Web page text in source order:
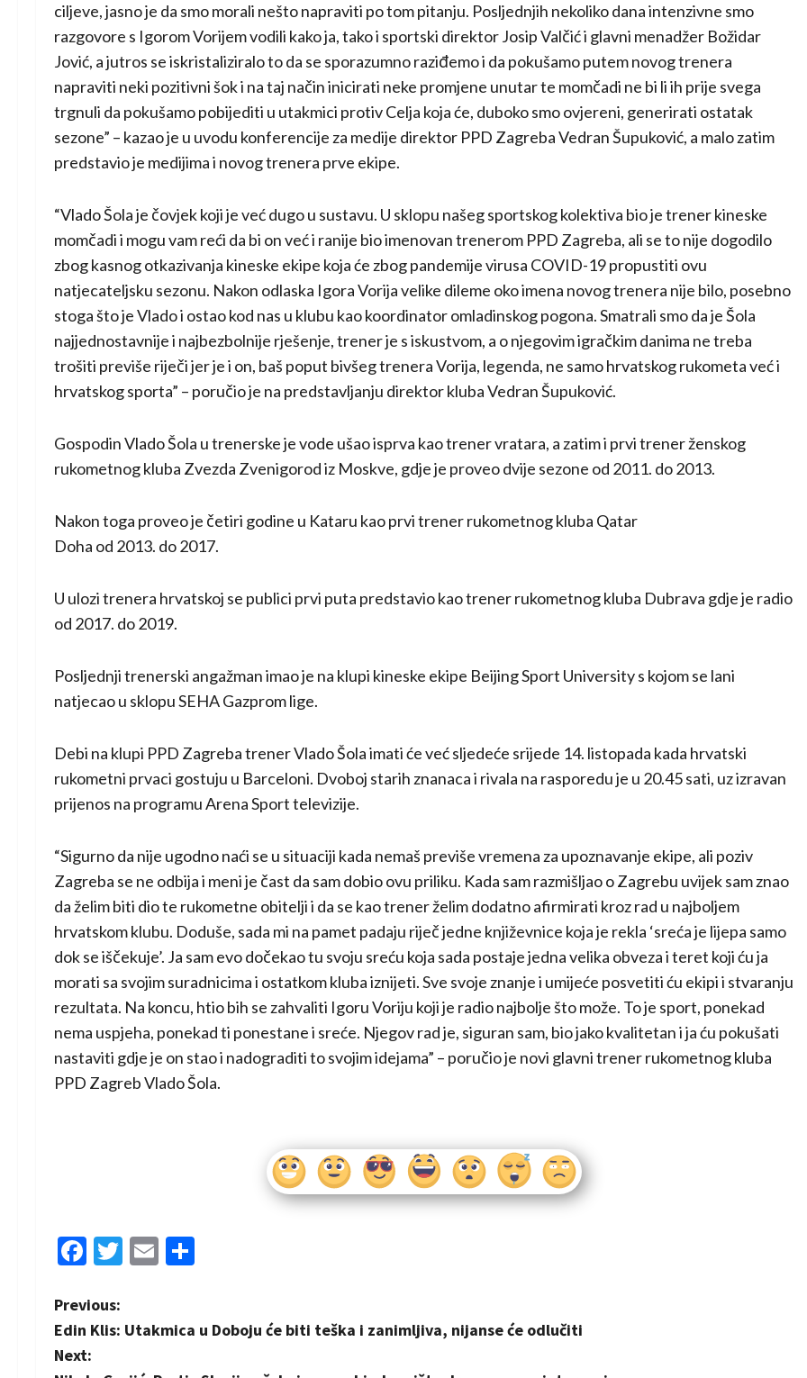
ciljeve, jasno je da smo morali nešto napraviti po tom pitanju. Posljednjih nekoliko dana intenzivne smo
razgovore s Igorom Vorijem vodili kako ja, tako i sportski direktor Josip Valčić i glavni menadžer Božidar
Jović, a jutros se iskristaliziralo to da se sporazumno raziđemo i da pokušamo putem novog trenera
napraviti neki pozitivni šok i na taj način inicirati neke promjene unutar te momčadi ne bi li ih prije svega
trgnuli da pokušamo pobijediti u utakmici protiv Celja koja će, duboko smo ovjereni, generirati ostatak
sezone” – kazao je u uvodu konferencije za medije direktor PPD Zagreba Vedran Šupuković, a malo zatim
predstavio je medijima i novog trenera prve ekipe.
“Vlado Šola je čovjek koji je već dugo u sustavu. U sklopu našeg sportskog kolektiva bio je trener kineske
momčadi i mogu vam reći da bi on već i ranije bio imenovan trenerom PPD Zagreba, ali se to nije dogodilo
zbog kasnog otkazivanja kineske ekipe koja će zbog pandemije virusa COVID-19 propustiti ovu
natjecateljsku sezonu. Nakon odlaska Igora Vorija velike dileme oko imena novog trenera nije bilo, posebno
stoga što je Vlado i ostao kod nas u klubu kao koordinator omladinskog pogona. Smatrali smo da je Šola
najjednostavnije i najbezbolnije rješenje, trener je s iskustvom, a o njegovim igračkim danima ne treba
trošiti previše riječi jer je i on, baš poput bivšeg trenera Vorija, legenda, ne samo hrvatskog rukometa već i
hrvatskog sporta” – poručio je na predstavljanju direktor kluba Vedran Šupuković.
Gospodin Vlado Šola u trenerske je vode ušao isprva kao trener vratara, a zatim i prvi trener ženskog
rukometnog kluba Zvezda Zvenigorod iz Moskve, gdje je proveo dvije sezone od 2011. do 2013.
Nakon toga proveo je četiri godine u Kataru kao prvi trener rukometnog kluba Qatar
Doha od 2013. do 2017.
U ulozi trenera hrvatskoj se publici prvi puta predstavio kao trener rukometnog kluba Dubrava gdje je radio
od 2017. do 2019.
Posljednji trenerski angažman imao je na klupi kineske ekipe Beijing Sport University s kojom se lani
natjecao u sklopu SEHA Gazprom lige.
Debi na klupi PPD Zagreba trener Vlado Šola imati će već sljedeće srijede 14. listopada kada hrvatski
rukometni prvaci gostuju u Barceloni. Dvoboj starih znanaca i rivala na rasporedu je u 20.45 sati, uz izravan
prijenos na programu Arena Sport televizije.
“Sigurno da nije ugodno naći se u situaciji kada nemaš previše vremena za upoznavanje ekipe, ali poziv
Zagreba se ne odbija i meni je čast da sam dobio ovu priliku. Kada sam razmišljao o Zagrebu uvijek sam znao
da želim biti dio te rukometne obitelji i da se kao trener želim dodatno afirmirati kroz rad u najboljem
hrvatskom klubu. Doduše, sada mi na pamet padaju riječ jedne književnice koja je rekla ‘sreća je lijepa samo
dok se iščekuje’. Ja sam evo dočekao tu svoju sreću koja sada postaje jedna velika obveza i teret koji ću ja
morati sa svojim suradnicima i ostatkom kluba iznijeti. Sve svoje znanje i umijeće posvetiti ću ekipi i stvaranju
rezultata. Na koncu, htio bih se zahvaliti Igoru Voriju koji je radio najbolje što može. To je sport, ponekad
nema uspjeha, ponekad ti ponestane i sreće. Njegov rad je, siguran sam, bio jako kvalitetan i ja ću pokušati
nastaviti gdje je on stao i nadograditi to svojim idejama” – poručio je novi glavni trener rukometnog kluba
PPD Zagreb Vlado Šola.
Facebook
Twitter
Email
P
o
Previous:
Edin Klis: Utakmica u Doboju će biti teška i zanimljiva, nijanse će odlučiti
Next: